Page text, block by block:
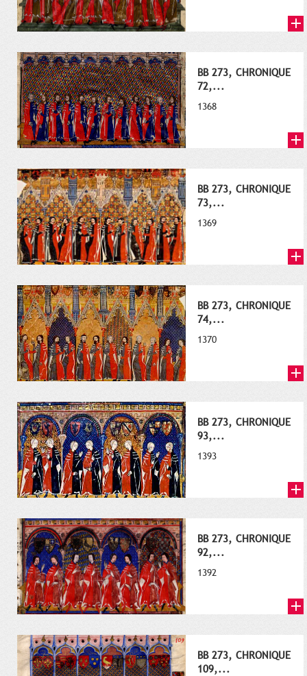
BB 273, CHRONIQUE
72,...
1368
BB 273, CHRONIQUE
73,...
1369
BB 273, CHRONIQUE
74,...
1370
BB 273, CHRONIQUE
93,...
1393
BB 273, CHRONIQUE
92,...
1392
BB 273, CHRONIQUE
109,...